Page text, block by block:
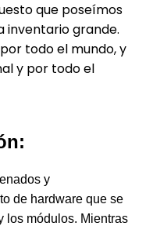
que poseímos
inventario grande.
todo el mundo, y
y por todo el
y
de hardware que se
los módulos. Mientras